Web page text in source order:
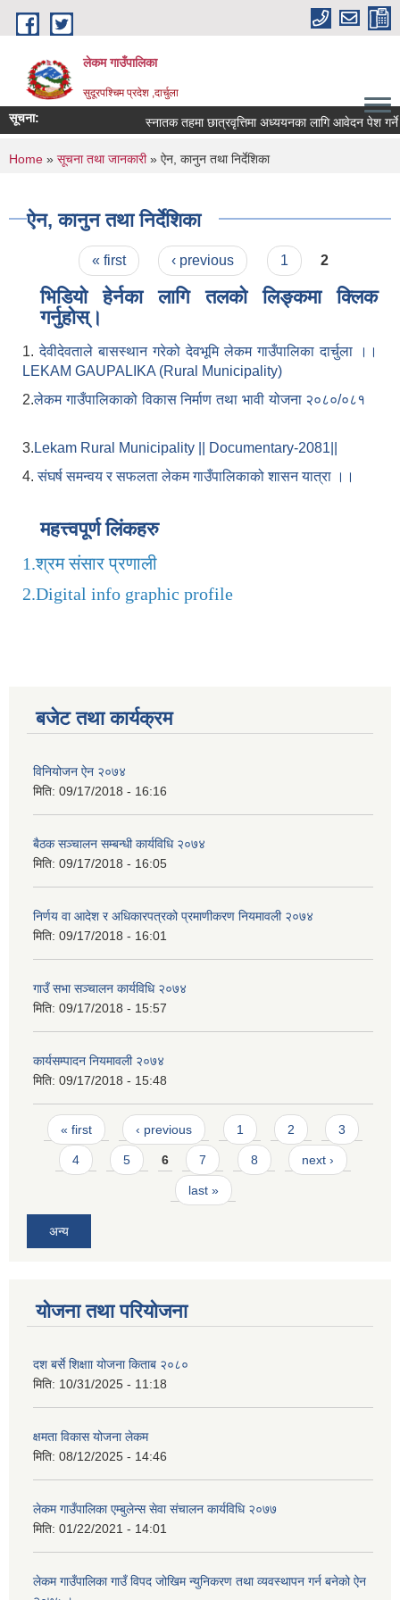
Skip to main content
लेकम गाउँपालिका
सुदूरपश्चिम प्रदेश ,दार्चुला
सूचना: स्नातक तहमा छात्रवृत्तिमा अध्ययनका लागि आवेदन पेश गर्ने
You are here
Home » सूचना तथा जानकारी» ऐन, कानुन तथा निर्देशिका
ऐन, कानुन तथा निर्देशिका
Pages« first ‹ previous 1 2
भिडियो हेर्नका लागि तलको लिङ्कमा क्लिक
गर्नुहोस्।
1.देवीदेवताले बासस्थान गरेको देवभूमि लेकम गाउँपालिका दार्चुला ।।
LEKAM GAUPALIKA (Rural Municipality)
2.लेकम गाउँपालिकाको विकास निर्माण तथा भावी योजना २०८०/०८१
3. Lekam Rural Municipality || Documentary-2081||
4.संघर्ष समन्वय र सफलता लेकम गाउँपालिकाको शासन यात्रा ।।
महत्त्वपूर्ण लिंकहरु
1.श्रम संसार प्रणाली
2.Digital info graphic profile
बजेट तथा कार्यक्रम
विनियोजन ऐन २०७४
मिति: 09/17/2018 - 16:16
बैठक सञ्चालन सम्बन्धी कार्यविधि २०७४
मिति: 09/17/2018 - 16:05
निर्णय वा आदेश र अधिकारपत्रको प्रमाणीकरण नियमावली २०७४
मिति: 09/17/2018 - 16:01
गाउँ सभा सञ्चालन कार्यविधि २०७४
मिति: 09/17/2018 - 15:57
कार्यसम्पादन नियमावली २०७४
मिति: 09/17/2018 - 15:48
Pages
« first ‹ previous 1 2 3
4 5 6 7 8 next ›
last »
अन्य
योजना तथा परियोजना
दश बर्से शिक्षाा योजना किताब २०८०
मिति: 10/31/2025 - 11:18
क्षमता विकास योजना लेकम
मिति: 08/12/2025 - 14:46
लेकम गाउँपालिका एम्बुलेन्स सेवा संचालन कार्यविधि २०७७
मिति: 01/22/2021 - 14:01
लेकम गाउँपालिका गाउँ विपद जोखिम न्युनिकरण तथा व्यवस्थापन गर्न बनेको ऐन